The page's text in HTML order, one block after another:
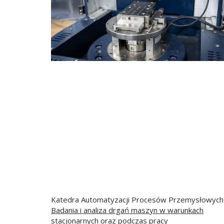
Katedra Automatyzacji Procesów Przemysłowych
Badania i analiza drgań maszyn w warunkach
stacjonarnych oraz podczas pracy